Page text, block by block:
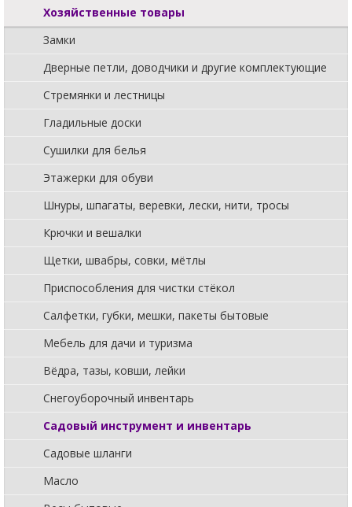
Хозяйственные товары
Замки
Дверные петли, доводчики и другие комплектующие
Стремянки и лестницы
Гладильные доски
Сушилки для белья
Этажерки для обуви
Шнуры, шпагаты, веревки, лески, нити, тросы
Крючки и вешалки
Щетки, швабры, совки, мётлы
Приспособления для чистки стёкол
Салфетки, губки, мешки, пакеты бытовые
Мебель для дачи и туризма
Вёдра, тазы, ковши, лейки
Снегоуборочный инвентарь
Садовый инструмент и инвентарь
Садовые шланги
Масло